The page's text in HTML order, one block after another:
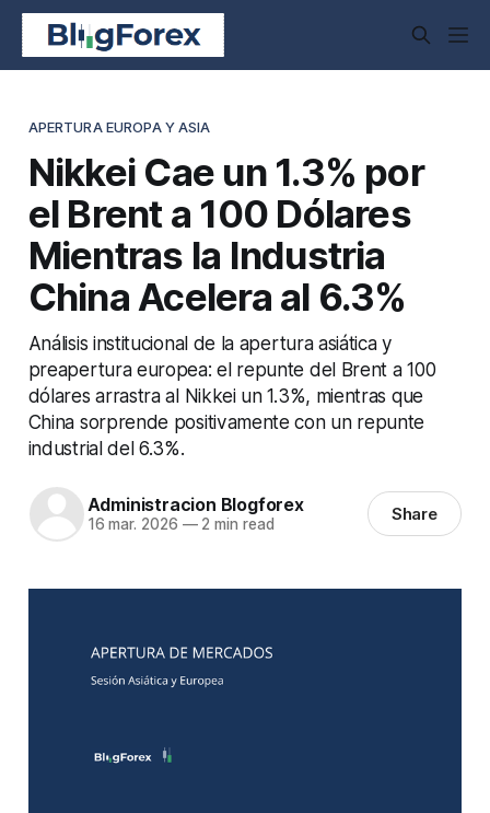
APERTURA EUROPA Y ASIA
Nikkei Cae un 1.3% por
el Brent a 100 Dólares
Mientras la Industria
China Acelera al 6.3%
Análisis institucional de la apertura asiática y
preapertura europea: el repunte del Brent a 100
dólares arrastra al Nikkei un 1.3%, mientras que
China sorprende positivamente con un repunte
industrial del 6.3%.
Administracion Blogforex
16 mar. 2026 —2 min read Share